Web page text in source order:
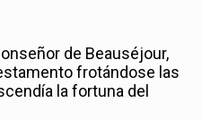
de Beauséjour,
frotándose las
la fortuna del